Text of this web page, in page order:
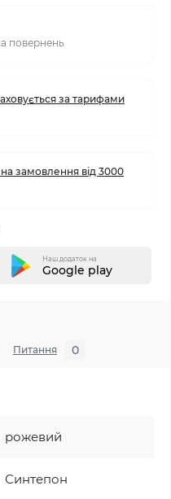
повернень
за тарифами
замовлення від 3000
Наш додаток на
Google play
Питання 0
рожевий
Синтепон